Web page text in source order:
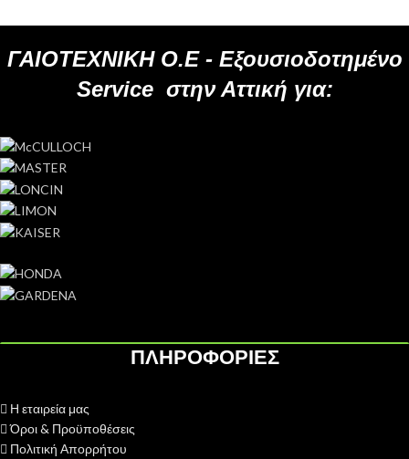
ΓΑΙΟΤΕΧΝΙΚΗ Ο.Ε - Εξουσιοδοτημένο
Serviceστην Αττική για:
ΠΛΗΡΟΦΟΡΙΕΣ
Η εταιρεία μας
Όροι & Προϋποθέσεις
Πολιτική Απορρήτου